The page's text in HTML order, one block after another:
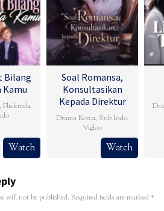
Bilang
Kamu
Flickreels,
Watch
Soal Romansa,
Konsultasikan
Kepada Direktur
Drama Korea, Sub Indo,
Vigloo
Watch
will not be published. Required fields are marked*